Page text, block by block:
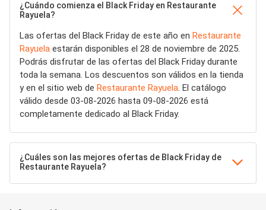
¿Cuándo comienza el Black Friday en Restaurante
Rayuela?
Las ofertas del Black Friday de este año en Restaurante
Rayuela estarán disponibles el 28 de noviembre de 2025.
Podrás disfrutar de las ofertas del Black Friday durante
toda la semana. Los descuentos son válidos en la tienda
y en el sitio web de Restaurante Rayuela. El catálogo
válido desde 03-08-2026 hasta 09-08-2026 está
completamente dedicado al Black Friday.
¿Cuáles son las mejores ofertas de Black Friday de
Restaurante Rayuela?